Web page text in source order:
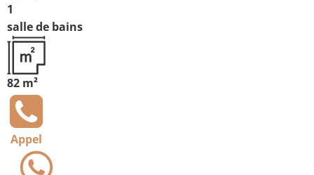
1
salle de bains
82 m²
Appel